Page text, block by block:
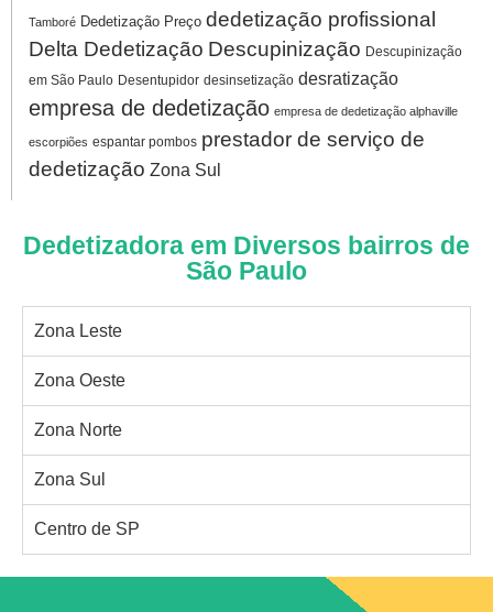
Tamboré Dedetização Preço dedetização profissional
Delta Dedetização Descupinização Descupinização
em São Paulo Desentupidor desinsetização desratização
empresa de dedetização empresa de dedetização alphaville
escorpiões espantar pombos prestador de serviço de
dedetização Zona Sul
Dedetizadora em Diversos bairros de
São Paulo
Zona Leste
Zona Oeste
Zona Norte
Zona Sul
Centro de SP